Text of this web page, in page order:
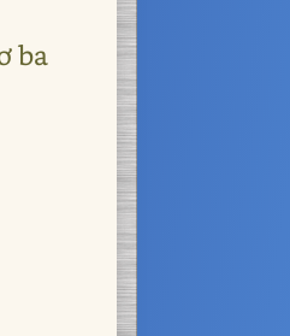
ba